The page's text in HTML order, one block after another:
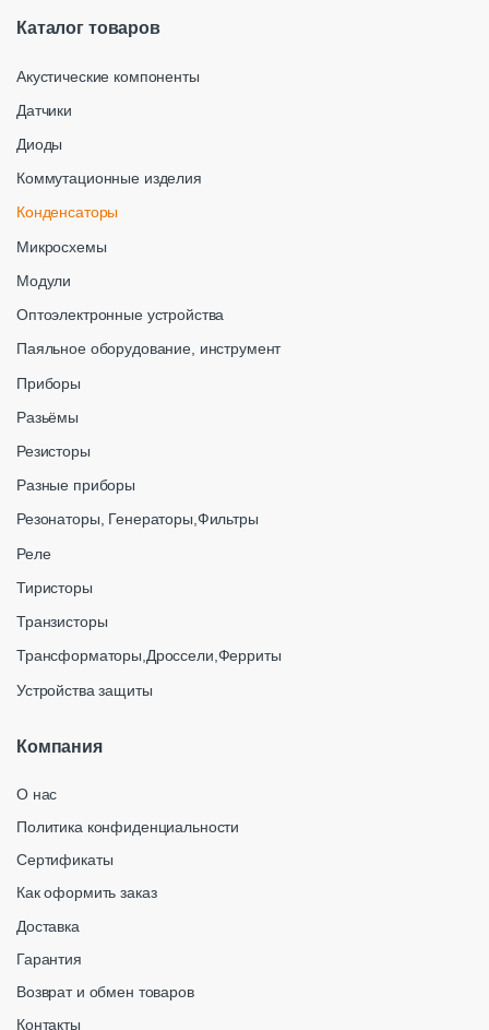
Каталог товаров
Акустические компоненты
Датчики
Диоды
Коммутационные изделия
Конденсаторы
Микросхемы
Модули
Оптоэлектронные устройства
Паяльное оборудование, инструмент
Приборы
Разьёмы
Резисторы
Разные приборы
Резонаторы, Генераторы,Фильтры
Реле
Тиристоры
Транзисторы
Трансформаторы,Дроссели,Ферриты
Устройства защиты
Компания
О нас
Политика конфиденциальности
Сертификаты
Как оформить заказ
Доставка
Гарантия
Возврат и обмен товаров
Контакты